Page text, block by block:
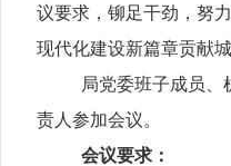
议要求，铆足干劲，努
现代化建设新篇章贡献城
局党委班子成员、
责人参加会议。
会议要求：